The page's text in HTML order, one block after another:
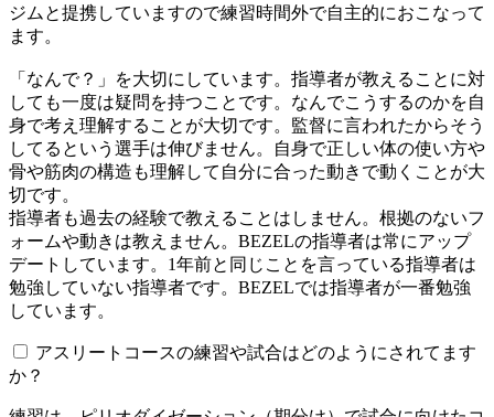
ジムと提携していますので練習時間外で自主的におこなって
ます。
「なんで？」を大切にしています。指導者が教えることに対
しても一度は疑問を持つことです。なんでこうするのかを自
身で考え理解することが大切です。監督に言われたからそう
してるという選手は伸びません。自身で正しい体の使い方や
骨や筋肉の構造も理解して自分に合った動きで動くことが大
切です。
指導者も過去の経験で教えることはしません。根拠のないフ
ォームや動きは教えません。BEZELの指導者は常にアップ
デートしています。1年前と同じことを言っている指導者は
勉強していない指導者です。BEZELでは指導者が一番勉強
しています。
アスリートコースの練習や試合はどのようにされてます
か？